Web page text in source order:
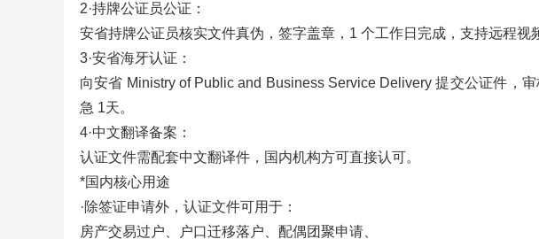
2·持牌公证员公证：
安省持牌公证员核实文件真伪，签字盖章，1 个工作日完成，支持远程视
3·安省海牙认证：
向安省 Ministry of Public and Business Service Delivery 提交公证件，
急 1天。
4·中文翻译备案：
认证文件需配套中文翻译件，国内机构方可直接认可。
*国内核心用途
·除签证申请外，认证文件可用于：
房产交易过户、户口迁移落户、配偶团聚申请、